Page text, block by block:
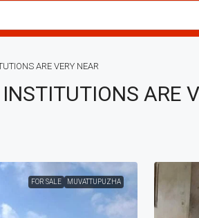
ARE VERY NEAR
ARE
FOR SALE MUVATTUPUZHA